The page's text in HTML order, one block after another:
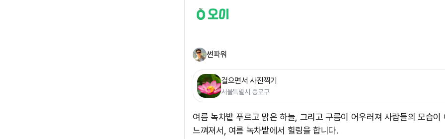
썬파워
걸으면서 사진찍기
서울특별시 종로구
여름 녹차밭 푸르고 맑은 하늘, 그리고 구름이 어우러져 사람들의 모습이
느껴져서, 여름 녹차밭에서 힐링을 합니다.